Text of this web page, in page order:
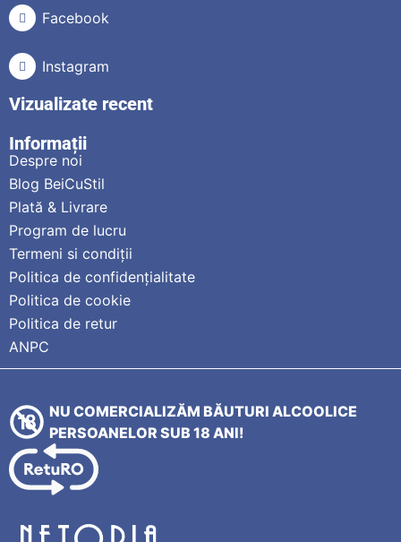
Facebook
Instagram
Vizualizate recent
Informații
Despre noi
Blog BeiCuStil
Plată & Livrare
Program de lucru
Termeni si condiții
Politica de confidențialitate
Politica de cookie
Politica de retur
ANPC
NU COMERCIALIZĂM BĂUTURI ALCOOLICE
PERSOANELOR SUB 18 ANI!